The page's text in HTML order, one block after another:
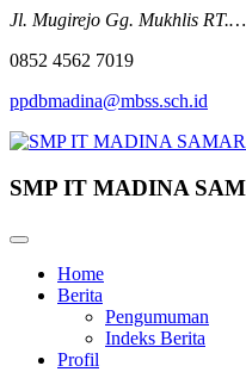
Jl. Mugirejo Gg. Mukhlis RT.…
0852 4562 7019
ppdbmadina@mbss.sch.id
SMP IT MADINA
Home
Berita
Pengumuman
Indeks Berita
Profil